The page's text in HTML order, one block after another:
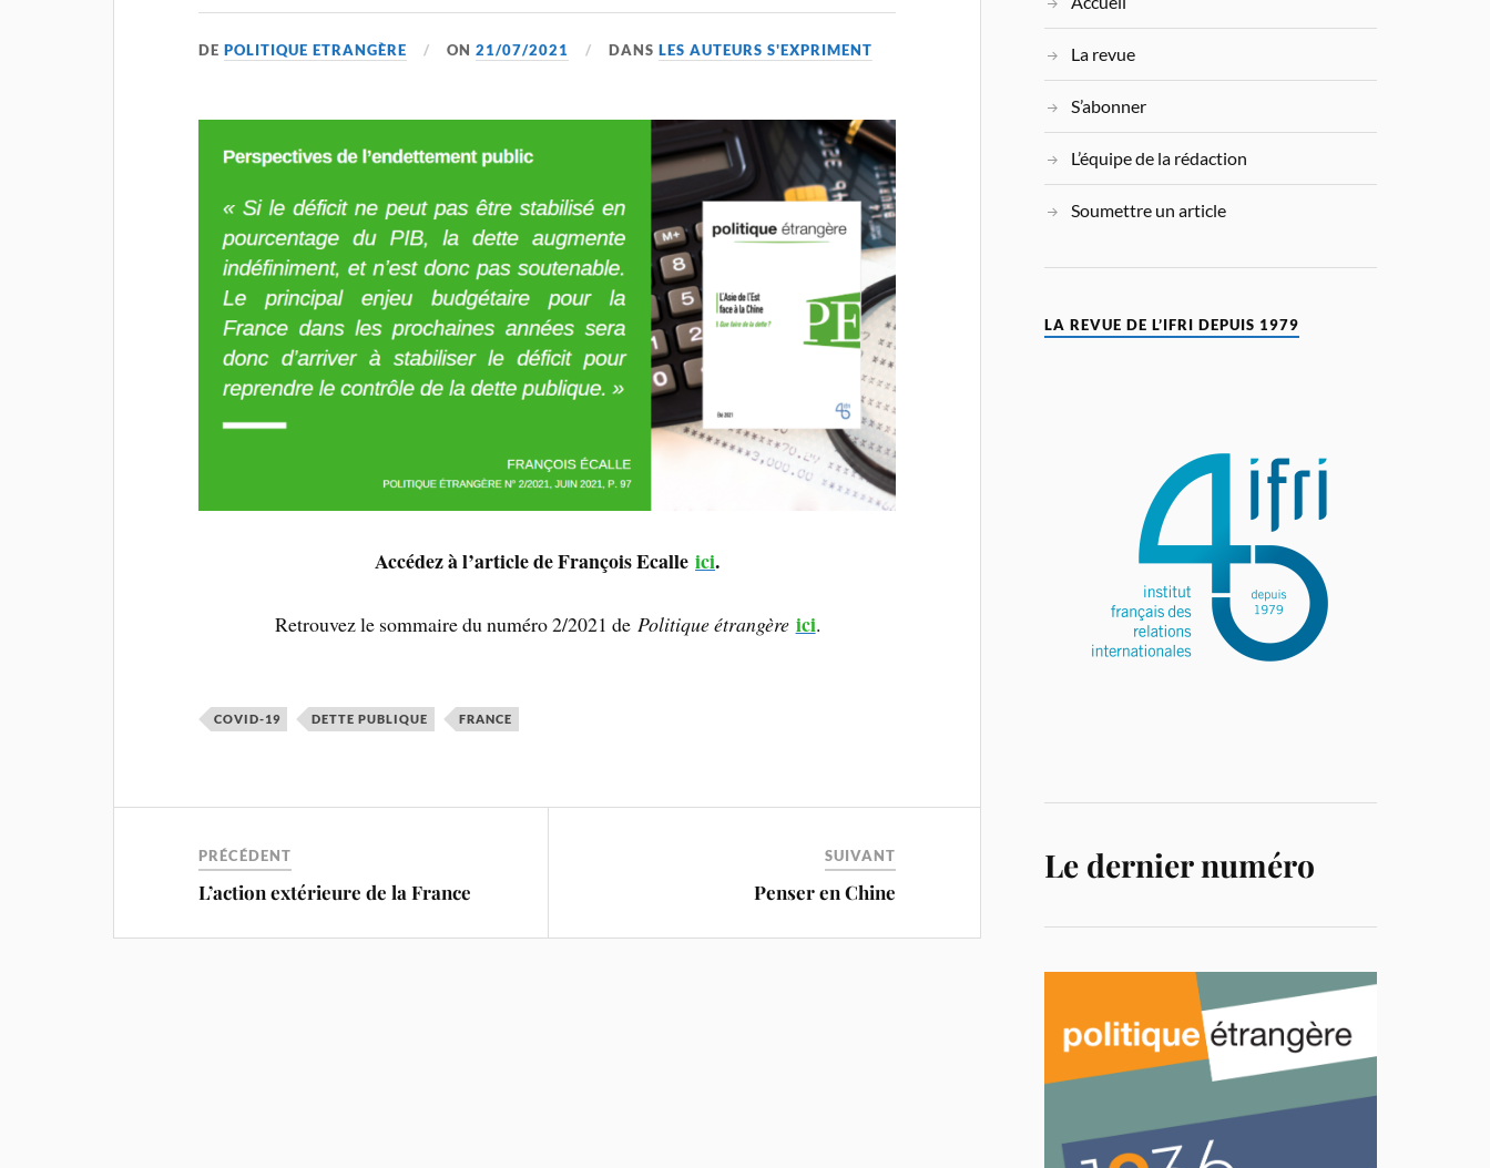
DEPOLITIQUE ETRANGÈRE ON21/07/2021 DANSLES AUTEURS S'EXPRIMENT
Accédez à l’article de François Ecalleici.
Retrouvez le sommaire du numéro 2/2021 de Politique étrangère ici.
COVID-19 DETTE PUBLIQUE FRANCE
PRÉCÉDENT
L’action extérieure de la France
SUIVANT
Penser en Chine
La revue
S’abonner
L’équipe de la rédaction
Soumettre un article
LA REVUE DE L’IFRI DEPUIS 1979
Le dernier numéro